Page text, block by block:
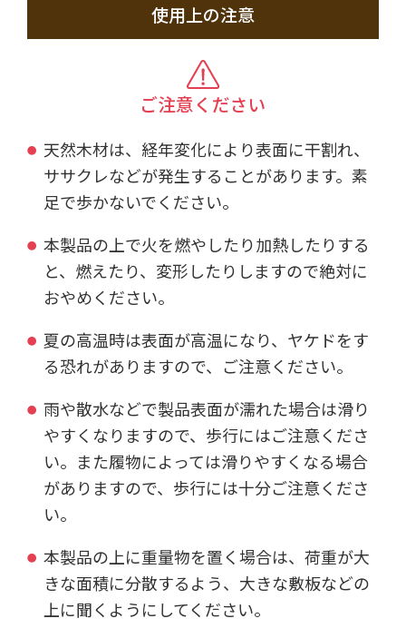
使用上の注意
ご注意ください
天然木材は、経年変化により表面に干割れ、
ササクレなどが発生することがあります。素
足で歩かないでください。
本製品の上で火を燃やしたり加熱したりする
と、燃えたり、変形したりしますので絶対に
おやめください。
夏の高温時は表面が高温になり、ヤケドをす
る恐れがありますので、ご注意ください。
雨や散水などで製品表面が濡れた場合は滑り
やすくなりますので、歩行にはご注意くださ
い。また履物によっては滑りやすくなる場合
がありますので、歩行には十分ご注意くださ
い。
本製品の上に重量物を置く場合は、荷重が大
きな面積に分散するよう、大きな敷板などの
上に聞くようにしてください。